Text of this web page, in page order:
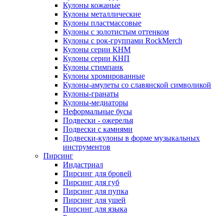
Кулоны кожаные
Кулоны металлические
Кулоны пластмассовые
Кулоны с золотистым оттенком
Кулоны с рок-группами RockMerch
Кулоны серии КНМ
Кулоны серии КНП
Кулоны стимпанк
Кулоны хромированные
Кулоны-амулеты со славянской символикой
Кулоны-гранаты
Кулоны-медиаторы
Неформальные бусы
Подвески - ожерелья
Подвески с камнями
Подвески-кулоны в форме музыкальных
инструментов
Пирсинг
Индастриал
Пирсинг для бровей
Пирсинг для губ
Пирсинг для пупка
Пирсинг для ушей
Пирсинг для языка